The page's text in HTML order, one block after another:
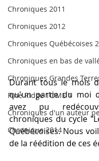
Chroniques 2011
Chroniques 2012
Chroniques Québécoises
Chroniques en bas de
Chroniques Grandes
Pine Ridge TOME 1
Chroniques d'un auteur
Chronique 2014
Durant tous le mois
qu'un partie du moi
avez pu
chroniques du cycle
Québécoises. Nous
de la réédition de ces